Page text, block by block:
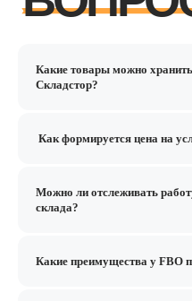
Какие товары можно хранить
Складстор?
Как формируется цена на
Можно ли отслеживать
склада?
Какие преимущества у FBO